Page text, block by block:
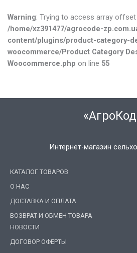
Warning: Trying to access array
/home/xz391477/agrocode-
content/plugins/product-category-
woocommerce/Product Category
Woocommerce.php on line 55
Интернет-магазин
КАТАЛОГ ТОВАРОВ
О НАС
ДОСТАВКА И ОПЛАТА
ВОЗВРАТ И ОБМЕН ТОВАРА
НОВОСТИ
ДОГОВОР ОФЕРТЫ